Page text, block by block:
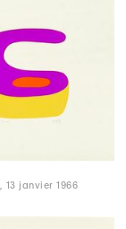
, 13 janvier 1966